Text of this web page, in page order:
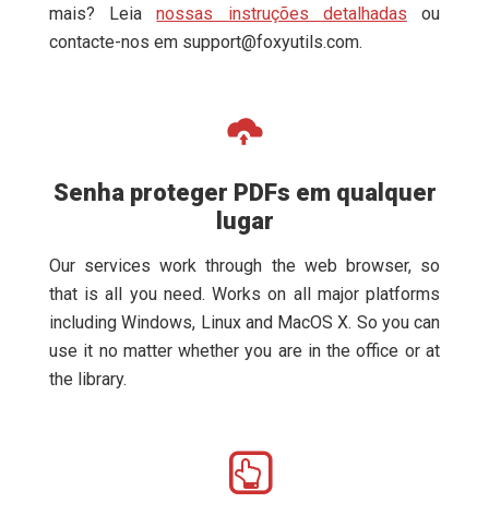
mais? Leianossas instruções detalhadas ou
contacte-nos em support@foxyutils.com.
Senha proteger PDFs em qualquer
lugar
Our services work through the web browser, so
that is all you need. Works on all major platforms
including Windows, Linux and MacOS X. So you can
use it no matter whether you are in the office or at
the library.